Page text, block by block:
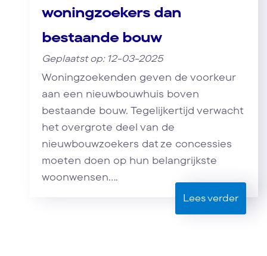
woningzoekers dan
bestaande bouw
Geplaatst op: 12-03-2025
Woningzoekenden geven de voorkeur
aan een nieuwbouwhuis boven
bestaande bouw. Tegelijkertijd verwacht
het overgrote deel van de
nieuwbouwzoekers dat ze concessies
moeten doen op hun belangrijkste
woonwensen....
Lees verder